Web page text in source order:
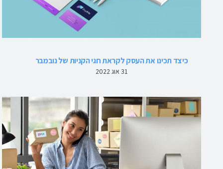
כיצד תכינו את העסק לקראת חגי הקניות של נובמבר
31 אוג 2022